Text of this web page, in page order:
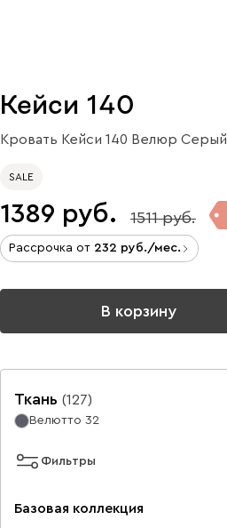
Кейси 140
Кровать Кейси 140 Велюр Серый
SALE
1389 1511
Рассрочка от 232 /мес.
В корзину
Ткань (127)
Велютто 32
Фильтры
Базовая коллекция